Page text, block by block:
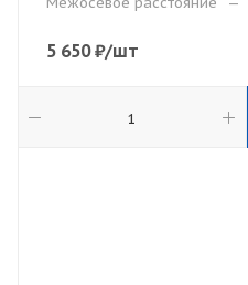
5 650₽/шт